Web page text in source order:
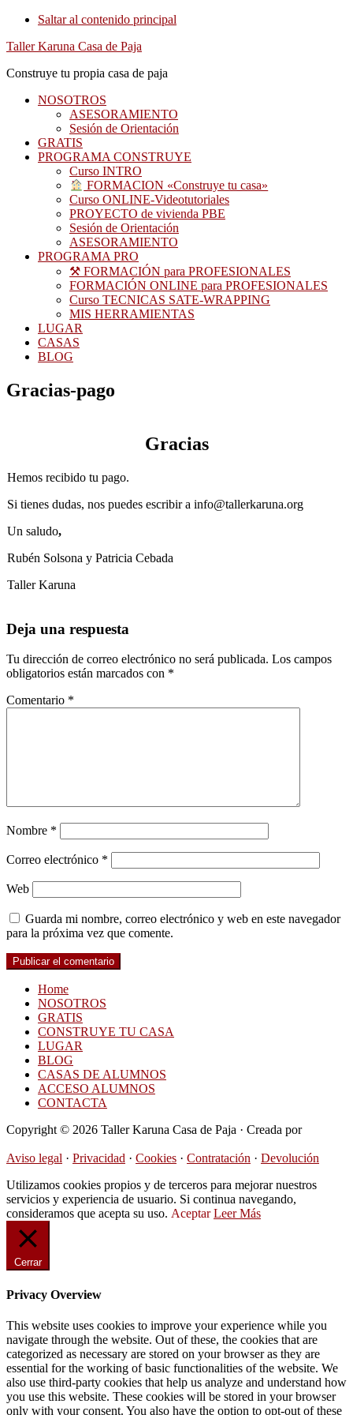
Saltar al contenido principal
Taller Karuna Casa de Paja
Construye tu propia casa de paja
NOSOTROS
ASESORAMIENTO
Sesión de Orientación
GRATIS
PROGRAMA CONSTRUYE
Curso INTRO
FORMACION «Construye tu casa»
Curso ONLINE-Videotutoriales
PROYECTO de vivienda PBE
Sesión de Orientación
ASESORAMIENTO
PROGRAMA PRO
⚒ FORMACIÓN para PROFESIONALES
FORMACIÓN ONLINE para PROFESIONALES
Curso TECNICAS SATE-WRAPPING
MIS HERRAMIENTAS
LUGAR
CASAS
BLOG
Gracias-pago
Gracias
Hemos recibido tu pago.
Si tienes dudas, nos puedes escribir a info@tallerkaruna.org
Un saludo,
Rubén Solsona y Patricia Cebada
Taller Karuna
con
los
lectores
Deja una respuesta
Tu dirección de correo electrónico no será publicada. Los campos
obligatorios están marcados con *
Comentario *
Nombre *
Correo electrónico *
Web
Guarda mi nombre, correo electrónico y web en este navegador
para la próxima vez que comente.
Home
NOSOTROS
GRATIS
CONSTRUYE TU CASA
LUGAR
BLOG
CASAS DE ALUMNOS
ACCESO ALUMNOS
CONTACTA
Copyright © 2026 Taller Karuna Casa de Paja · Creada por
Aviso legal · Privacidad · Cookies · Contratación · Devolución
Utilizamos cookies propios y de terceros para mejorar nuestros
servicios y experiencia de usuario. Si continua navegando,
consideramos que acepta su uso. Aceptar Leer Más
Cerrar
Privacy Overview
This website uses cookies to improve your experience while you
navigate through the website. Out of these, the cookies that are
categorized as necessary are stored on your browser as they are
essential for the working of basic functionalities of the website. We
also use third-party cookies that help us analyze and understand how
you use this website. These cookies will be stored in your browser
only with your consent. You also have the option to opt-out of these